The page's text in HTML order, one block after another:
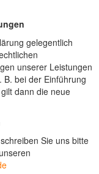
gelegentlich
unserer Leistungen
bei der Einführung
dann die neue
Sie uns bitte